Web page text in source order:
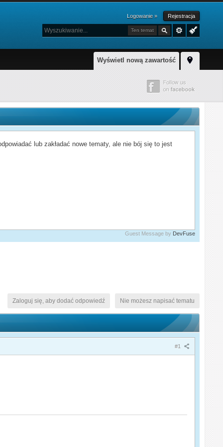
Logowanie » Rejestracja
Ten temat
Wyświetl nową zawartość
lub zakładać nowe tematy, ale nie bój się to jest
Guest Message by DevFuse
Nie możesz napisać tematu
Zaloguj się, aby dodać odpowiedź
#1